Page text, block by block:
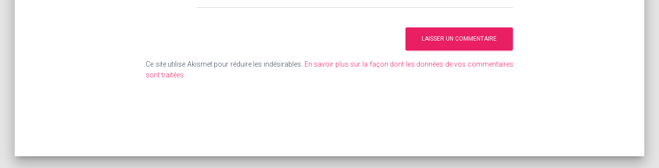
Ce site utilise Akismet pour réduire les indésirables. En savoir plus sur la façon dont les données de vos commentaires
sont traitées